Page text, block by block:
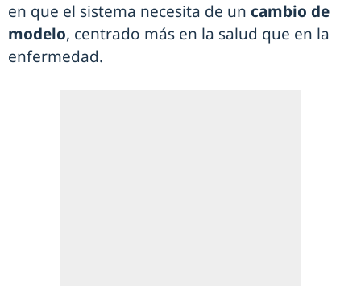
en que el sistema necesita de un cambio de
modelo, centrado más en la salud que en la
enfermedad.